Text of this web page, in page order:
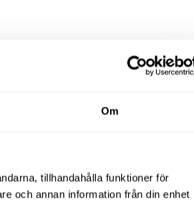
Om
tillhandahålla funktioner för
och annan information från din enhet